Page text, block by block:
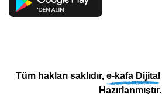
Tüm hakları saklıdır, e-kafa Dijital
Hazırlanmıştır.